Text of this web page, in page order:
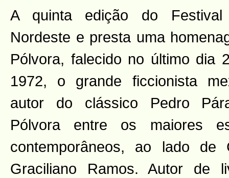
A quinta edição do
Nordeste e presta uma
Pólvora, falecido no último dia
1972, o grande ficcionista
autor do clássico Pedro
Pólvora entre os maiores
contemporâneos, ao lado de
Graciliano Ramos. Autor de